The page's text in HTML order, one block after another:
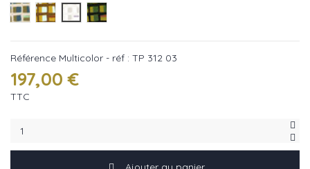
Multicolor - réf : TP 312 01
Multicolor - réf : TP 312 02
Multicolor - réf : TP 312 03
Multicolor - réf : TP 312 04
Référence Multicolor - réf : TP 312 03
197,00 €
TTC